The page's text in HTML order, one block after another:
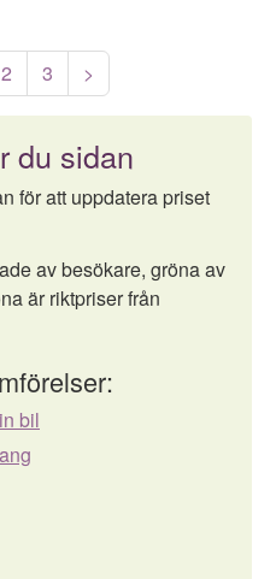
2 3 >
du sidan
för att uppdatera priset
av besökare, gröna av
är riktpriser från
bil